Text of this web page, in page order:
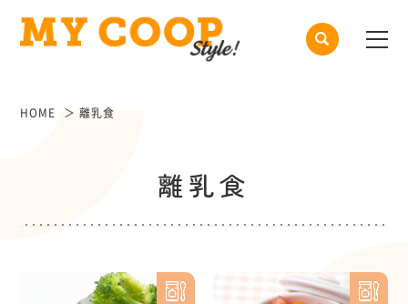
HOME 離乳食
離乳食